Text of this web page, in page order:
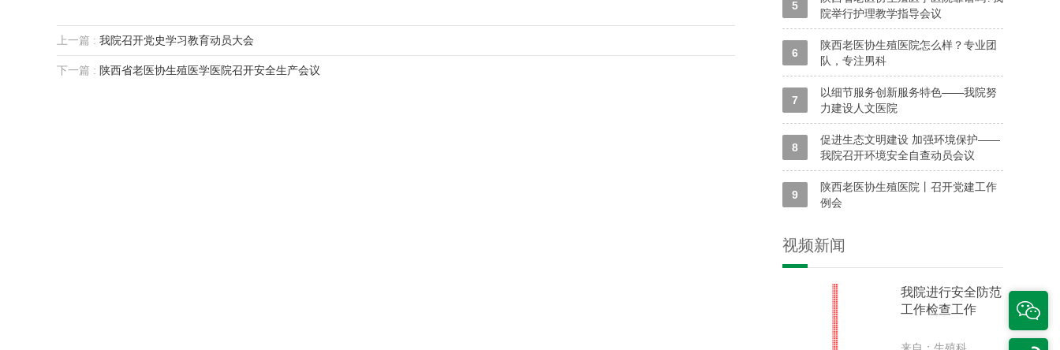
上一篇 : 我院召开党史学习教育动员大会
下一篇 : 陕西省老医协生殖医学医院召开安全生产会议
5
院举行护理教学指导会议
6
陕西老医协生殖医院怎么样？专业团
队，专注男科
7
以细节服务创新服务特色——我院努
力建设人文医院
8
促进生态文明建设 加强环境保护——
我院召开环境安全自查动员会议
9
陕西老医协生殖医院丨召开党建工作
例会
视频新闻
我院进行安全防范
工作检查工作
